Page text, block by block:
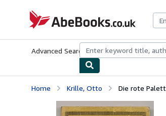
AbeBooks.co.uk
Advanced Search Browse CollectionsRare
Home Krille, Otto Die rote